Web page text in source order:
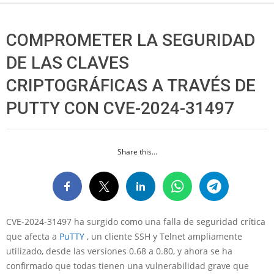
COMPROMETER LA SEGURIDAD
DE LAS CLAVES
CRIPTOGRÁFICAS A TRAVÉS DE
PUTTY CON CVE-2024-31497
Share this...
CVE-2024-31497 ha surgido como una falla de seguridad crítica
que afecta a PuTTY , un cliente SSH y Telnet ampliamente
utilizado, desde las versiones 0.68 a 0.80, y ahora se ha
confirmado que todas tienen una vulnerabilidad grave que